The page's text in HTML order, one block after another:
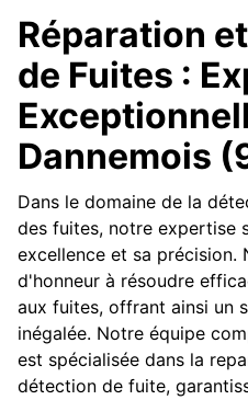
Réparation
de Fuites :
Dannemois
Dans le domaine de la
des fuites, notre expertise
excellence et sa précision.
d'honneur à résoudre
aux fuites, offrant ainsi un
inégalée. Notre équipe
est spécialisée dans la
détection de fuite,